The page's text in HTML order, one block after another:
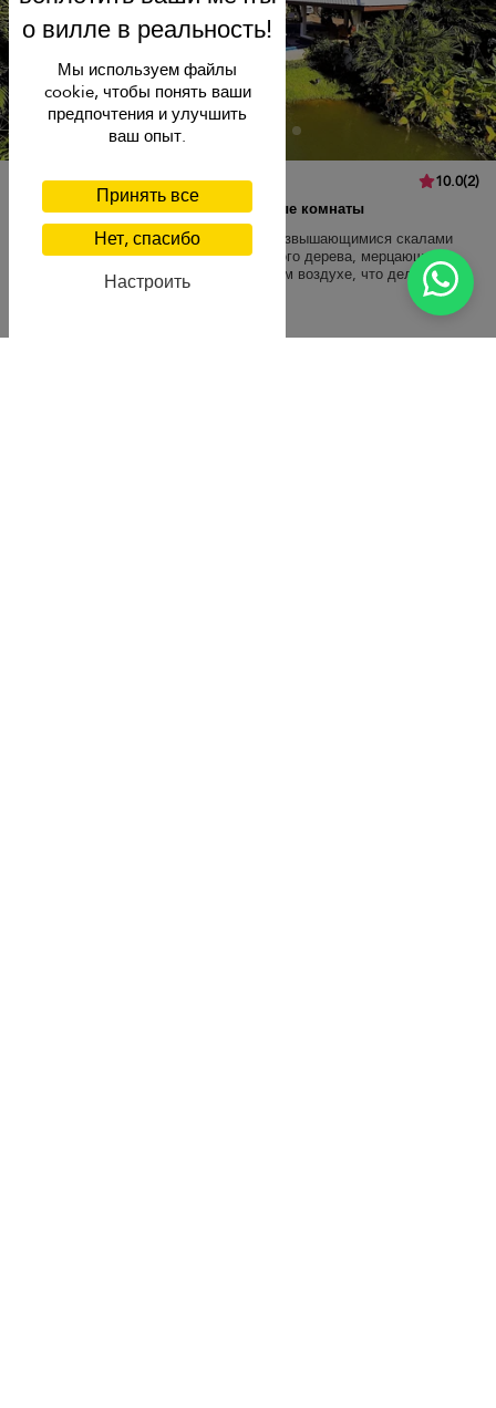
Villa Saifon Twins 10.0(2)
16 чел. макс. · 8 спальни · 5 ванные комнаты
Эта просторная вилла, обрамленная возвышающимися скалами
Краби, располагает спальнями из резного дерева, мерцающим
бассейном и обеденной зоной на свежем воздухе, что делает ее
удобной для семейного отдыха.
Мы используем файлы
cookie, чтобы понять ваши
предпочтения и улучшить
ваш опыт.
Принять все
Нет, спасибо
Настроить